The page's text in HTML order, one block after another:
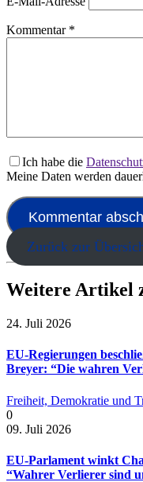
Kommentar *
Ich habe die
Meine Daten werden
Zurück zur
Weitere Artikel
24. Juli 2026
EU-Regierungen
Breyer: “Die wahren
Freiheit, Demokratie und
0
09. Juli 2026
EU-Parlament winkt
“Wahrer Verlierer sind